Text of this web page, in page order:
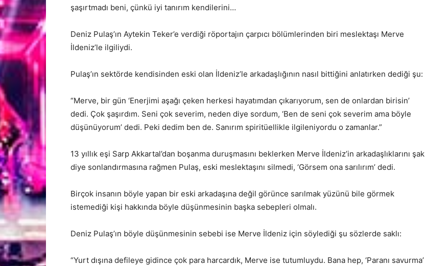
şaşırtmadı beni, çünkü iyi tanırım kendilerini…
Deniz Pulaş’ın Aytekin Teker’e verdiği röportajın çarpıcı bölümlerinden biri meslektaşı Merve
İldeniz’le ilgiliydi.
Pulaş’ın sektörde kendisinden eski olan İldeniz’le arkadaşlığının nasıl bittiğini anlatırken dediği şu:
“Merve, bir gün ‘Enerjimi aşağı çeken herkesi hayatımdan çıkarıyorum, sen de onlardan birisin’
dedi. Çok şaşırdım. Seni çok severim, neden diye sordum, ‘Ben de seni çok severim ama böyle
düşünüyorum’ dedi. Peki dedim ben de. Sanırım spiritüellikle ilgileniyordu o zamanlar.”
13 yıllık eşi Sarp Akkartal’dan boşanma duruşmasını beklerken Merve İldeniz’in arkadaşlıklarını şak
diye sonlandırmasına rağmen Pulaş, eski meslektaşını silmedi, ‘Görsem ona sarılırım’ dedi.
Birçok insanın böyle yapan bir eski arkadaşına değil görünce sarılmak yüzünü bile görmek
istemediği kişi hakkında böyle düşünmesinin başka sebepleri olmalı.
Deniz Pulaş’ın böyle düşünmesinin sebebi ise Merve İldeniz için söylediği şu sözlerde saklı:
“Yurt dışına defileye gidince çok para harcardık, Merve ise tutumluydu. Bana hep, ‘Paranı savurma’